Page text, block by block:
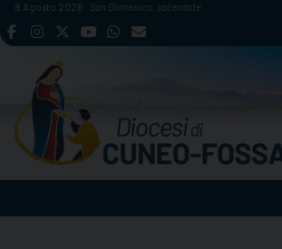
Skip
to
8 Agosto 2026 San Domenico, sacerdote